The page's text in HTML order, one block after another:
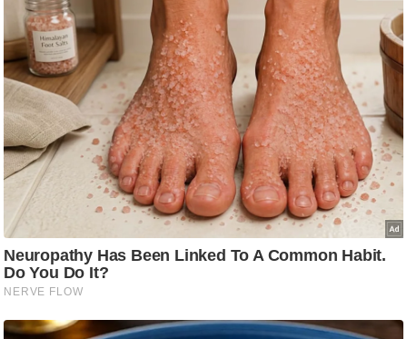
w
s
ला
इ
फ
स्टा
इ
ल
टे
लॉ
जी
टी